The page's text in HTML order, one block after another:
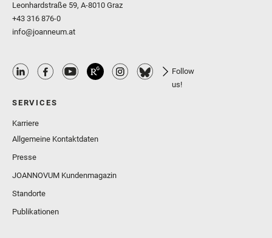
Leonhardstraße 59, A-8010 Graz
+43 316 876-0
info@joanneum.at
Follow
us!
SERVICES
Karriere
Allgemeine Kontaktdaten
Presse
JOANNOVUM Kundenmagazin
Standorte
Publikationen